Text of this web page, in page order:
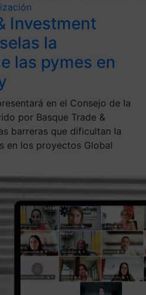
Investment
la
las pymes en
en el Consejo de la
por Basque Trade &
barreras que dificultan la
en los proyectos Global